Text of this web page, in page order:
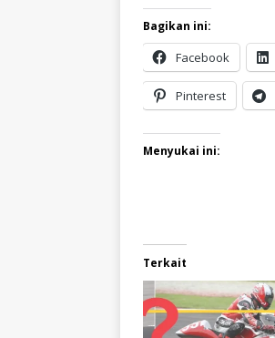
Bagikan ini:
Facebook
Pinterest
Menyukai ini:
Terkait